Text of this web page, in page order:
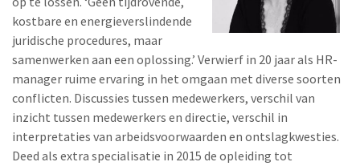
kostbare en energieverslindende
juridische procedures, maar
samenwerken aan een oplossing.’ Verwierf in 20 jaar als HR-
manager ruime ervaring in het omgaan met diverse soorten
conflicten. Discussies tussen medewerkers, verschil van
inzicht tussen medewerkers en directie, verschil in
interpretaties van arbeidsvoorwaarden en ontslagkwesties.
Deed als extra specialisatie in 2015 de opleiding tot